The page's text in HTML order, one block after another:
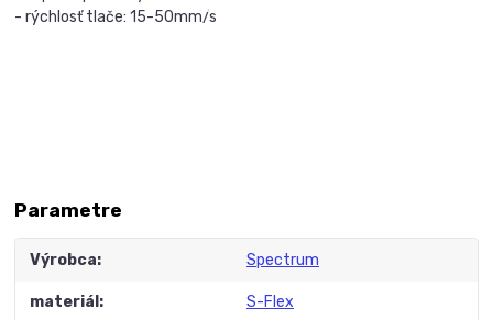
- rýchlosť tlače: 15-50mm/s
Parametre
Výrobca Spectrum
materiál S-Flex